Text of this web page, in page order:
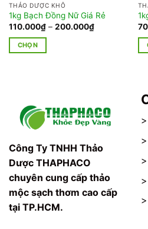
THẢO DƯỢC KHÔ
1kg Bạch Đồng Nữ Giá Rẻ
110.000₫ – 200.000₫Khoảng
giá:
CHỌN
nhiều
biến
Các
tùy
chọn
có
thể
được
có
tùy
có
Công Ty TNHH Thảo
Dược THAPHACO
chuyên cung cấp thảo
mộc sạch thơm cao cấp
tại TP.HCM.
>
>
>
>
>